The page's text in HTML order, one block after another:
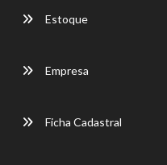
Estoque
Empresa
Ficha Cadastral